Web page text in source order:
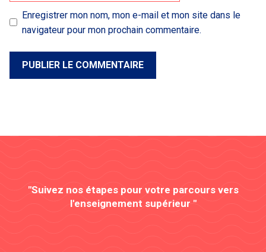
Enregistrer mon nom, mon e-mail et mon site dans le
navigateur pour mon prochain commentaire.
"Suivez nos étapes pour votre parcours vers
l'enseignement supérieur "